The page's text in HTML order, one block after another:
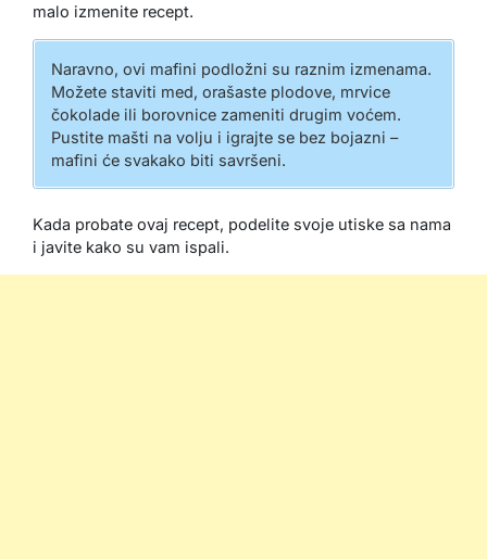
malo izmenite recept.
Naravno, ovi mafini podložni su raznim izmenama.
Možete staviti med, orašaste plodove, mrvice
čokolade ili borovnice zameniti drugim voćem.
Pustite mašti na volju i igrajte se bez bojazni –
mafini će svakako biti savršeni.
Kada probate ovaj recept, podelite svoje utiske sa nama
i javite kako su vam ispali.